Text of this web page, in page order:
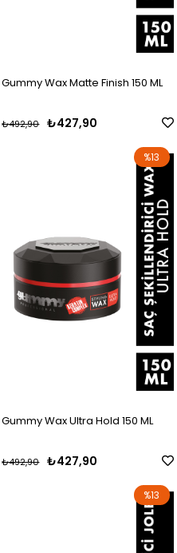
Gummy Wax Matte Finish 150 ML
₺427,90
₺492,90
Gummy Wax Ultra Hold 150 ML
₺427,90
₺492,90
%13
%13